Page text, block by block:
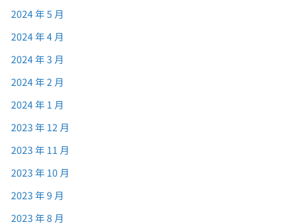
2024 年 5 月
2024 年 4 月
2024 年 3 月
2024 年 2 月
2024 年 1 月
2023 年 12 月
2023 年 11 月
2023 年 10 月
2023 年 9 月
2023 年 8 月